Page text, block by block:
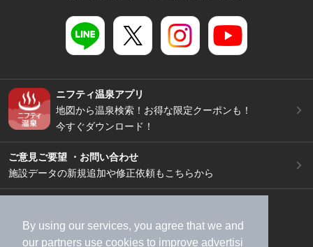
By using our services, you agree that we and
our partners use cookies to improve advertisi
ニフティ温泉アプリ
地図から温泉検索！お得な限定クーポンも！
今すぐダウンロード！
ご意見ご要望 ・お問い合わせ
施設データの新規追加や修正依頼もこちらから
加盟店募集（資料請求）
広告出稿のご案内
利用規約
ライフスタイルMEMBERS+規約